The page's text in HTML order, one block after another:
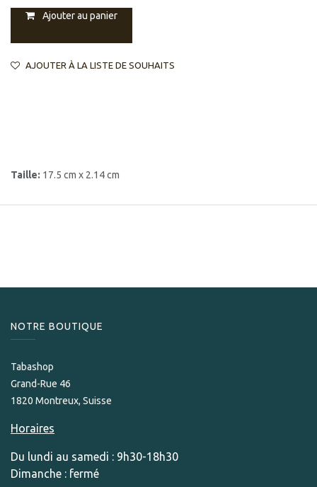
Ajouter au panier
AJOUTER À LA LISTE DE SOUHAITS
Taille: 17.5 cm x 2.14 cm
NOTRE BOUTIQUE
Tabashop
Grand-Rue 46
1820 Montreux, Suisse
Horaires
Du lundi au samedi : 9h30-18h30
Dimanche : fermé